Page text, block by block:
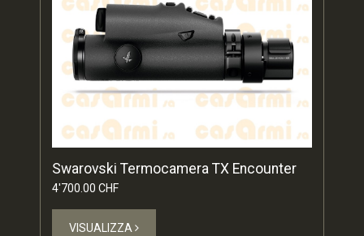
Swarovski Termocamera TX Encounter
4'700.00 CHF
VISUALIZZA